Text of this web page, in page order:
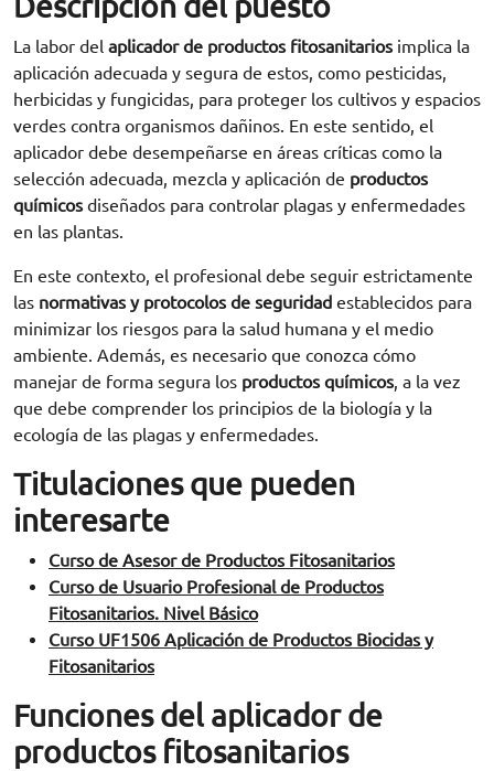
La labor del aplicador de productos fitosanitarios implica la
aplicación adecuada y segura de estos, como pesticidas,
herbicidas y fungicidas, para proteger los cultivos y espacios
verdes contra organismos dañinos. En este sentido, el
aplicador debe desempeñarse en áreas críticas como la
selección adecuada, mezcla y aplicación de productos
químicos diseñados para controlar plagas y enfermedades
en las plantas.
En este contexto, el profesional debe seguir estrictamente
las normativas y protocolos de seguridad establecidos para
minimizar los riesgos para la salud humana y el medio
ambiente. Además, es necesario que conozca cómo
manejar de forma segura los productos químicos, a la vez
que debe comprender los principios de la biología y la
ecología de las plagas y enfermedades.
Titulaciones que pueden
interesarte
Curso de Asesor de Productos Fitosanitarios
Curso de Usuario Profesional de Productos
Fitosanitarios. Nivel Básico
Curso UF1506 Aplicación de Productos Biocidas y
Fitosanitarios
Funciones del aplicador de
productos fitosanitarios